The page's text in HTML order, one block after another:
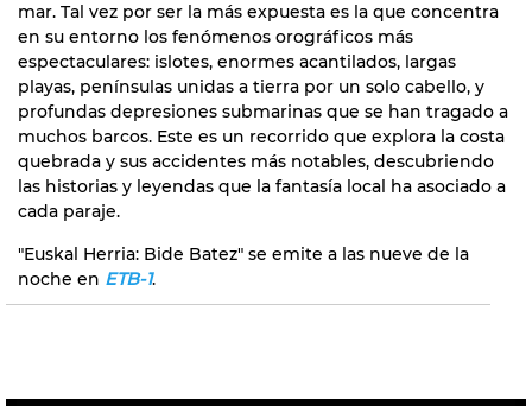
mar. Tal vez por ser la más expuesta es la que concentra
en su entorno los fenómenos orográficos más
espectaculares: islotes, enormes acantilados, largas
playas, penínsulas unidas a tierra por un solo cabello, y
profundas depresiones submarinas que se han tragado a
muchos barcos. Este es un recorrido que explora la costa
quebrada y sus accidentes más notables, descubriendo
las historias y leyendas que la fantasía local ha asociado a
cada paraje.
"Euskal Herria: Bide Batez" se emite a las nueve de la
noche en ETB-1.